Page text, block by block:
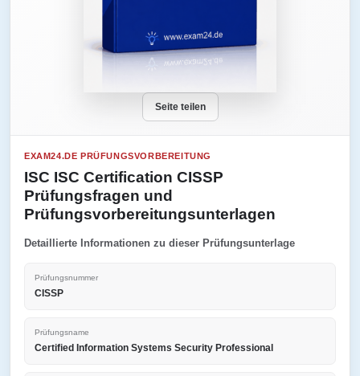
Seite teilen
EXAM24.DE PRÜFUNGSVORBEREITUNG
ISC ISC Certification CISSP
Prüfungsfragen und
Prüfungsvorbereitungsunterlagen
Detaillierte Informationen zu dieser Prüfungsunterlage
Prüfungsnummer
CISSP
Prüfungsname
Certified Information Systems Security Professional